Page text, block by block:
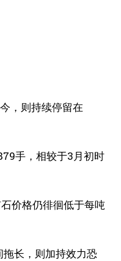
，则持续停留在
手，相较于3月初时
价格仍徘徊低于每吨
长，则加持效力恐